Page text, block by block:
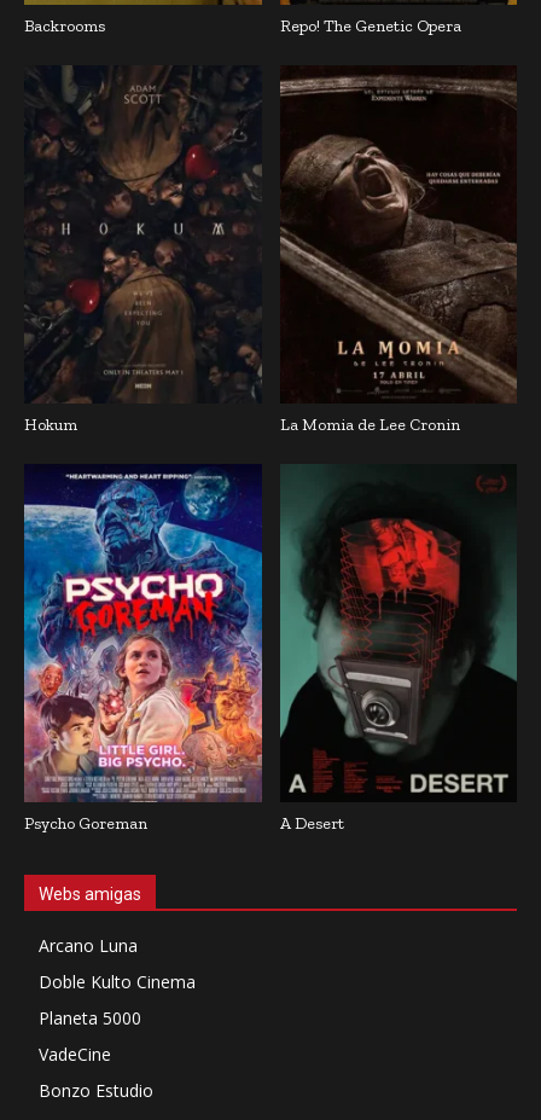
Backrooms Repo! The Genetic Opera
Hokum La Momia de Lee Cronin
Psycho Goreman A Desert
Webs amigas
Arcano Luna
Doble Kulto Cinema
Planeta 5000
VadeCine
Bonzo Estudio